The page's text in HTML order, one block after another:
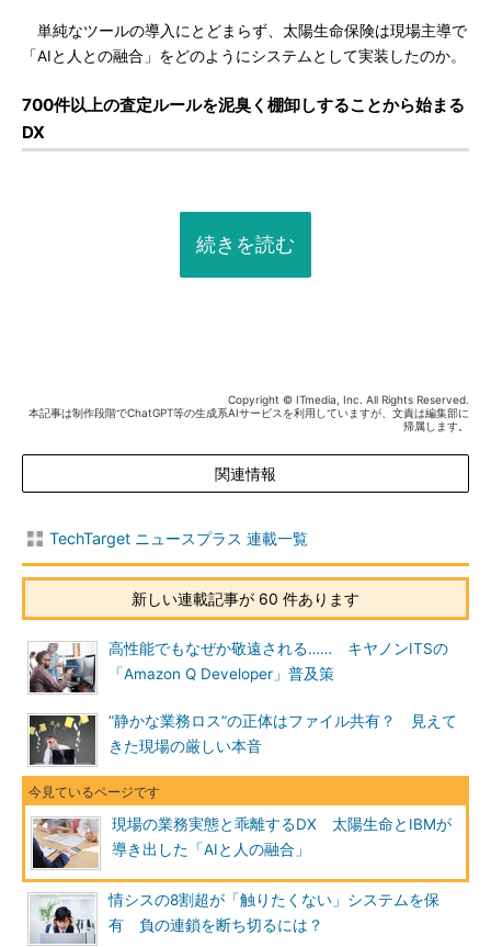
単純なツールの導入にとどまらず、太陽生命保険は現場主導で
「AIと人との融合」をどのようにシステムとして実装したのか。
700件以上の査定ルールを泥臭く棚卸しすることから始まる
DX
続きを読む
Copyright © ITmedia, Inc. All Rights Reserved.
本記事は制作段階でChatGPT等の生成系AIサービスを利用していますが、文責は編集部に
帰属します。
関連情報
TechTarget ニュースプラス 連載一覧
新しい連載記事が 60 件あります
高性能でもなぜか敬遠される…… キヤノンITSの
「Amazon Q Developer」普及策
”静かな業務ロス”の正体はファイル共有？ 見えて
きた現場の厳しい本音
現場の業務実態と乖離するDX 太陽生命とIBMが
導き出した「AIと人の融合」
情シスの8割超が「触りたくない」システムを保
有 負の連鎖を断ち切るには？